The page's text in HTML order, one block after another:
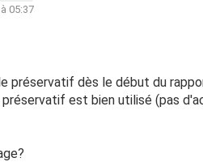
05:37
préservatif dès le début du
est bien utilisé (pas